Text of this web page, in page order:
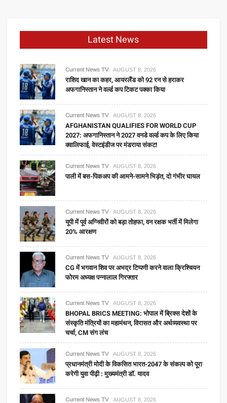
Latest News
Current News TV AUGUST 8, 2026
राशिद खान का कहर, आयरलैंड को 92 रन से हराकर
अफगानिस्तान ने वर्ल्ड कप टिकट पक्का किया
Current News TV AUGUST 8, 2026
AFGHANISTAN QUALIFIES FOR WORLD CUP
2027: अफगानिस्तान ने 2027 वनडे वर्ल्ड कप के लिए किया
क्वालिफाई, वेस्टइंडीज पर मंडराया संकट!
Current News TV AUGUST 8, 2026
पाली में बस-पिकअप की आमने-सामने भिड़ंत, दो गंभीर घायल
Current News TV AUGUST 8, 2026
यूपी में पूर्व अग्निवीरों को बड़ा तोहफा, वन रक्षक भर्ती में मिलेगा
20% आरक्षण
Current News TV AUGUST 8, 2026
CG में भगवान शिव पर अभद्र टिप्पणी करने वाला क्रिश्चियन
फोरम अध्यक्ष पन्नालाल गिरफ्तार
Current News TV AUGUST 8, 2026
BHOPAL BRICS MEETING: भोपाल में ब्रिक्स देशों के
संस्कृति मंत्रियों का महामंथन, विरासत और अर्थव्यवस्था पर
चर्चा, CM संग लंच
Current News TV AUGUST 8, 2026
प्रधानमंत्री मोदी के विकसित भारत-2047 के संकल्प को पूरा
करेगी युवा पीढ़ी : मुख्यमंत्री डॉ. यादव
Current News TV AUGUST 8, 2026